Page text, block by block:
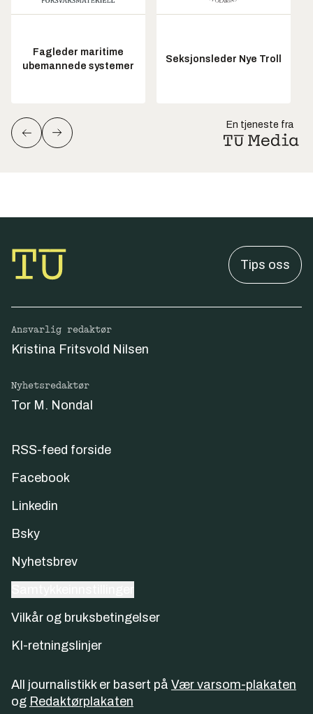
Fagleder maritime
ubemannede systemer
Seksjonsleder Nye Troll
En tjeneste fra
Tips oss
Ansvarlig redaktør
Kristina Fritsvold Nilsen
Nyhetsredaktør
Tor M. Nondal
RSS-feed forside
Facebook
Linkedin
Bsky
Nyhetsbrev
Vilkår og bruksbetingelser
KI-retningslinjer
All journalistikk er basert på Vær varsom-plakaten
og Redaktørplakaten